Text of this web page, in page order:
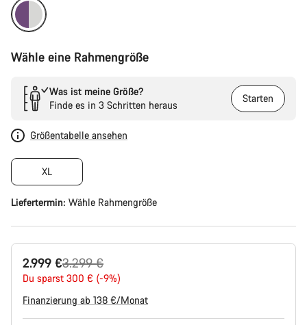
Wähle eine Rahmengröße
Was ist meine Größe?
Finde es in 3 Schritten heraus
Starten
Größentabelle ansehen
XL
Liefertermin: Wähle Rahmengröße
2.999 €
Ursprungspreis
3.299 €
Du sparst 300 € (-9%)
Finanzierung ab 138 €/Monat